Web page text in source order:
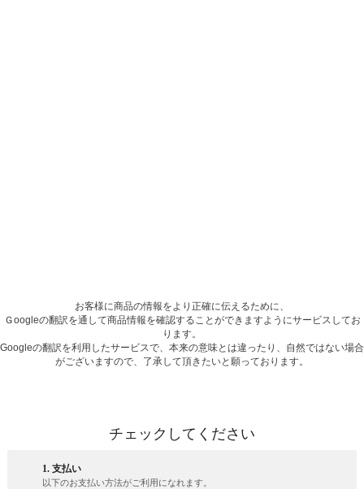
お客様に商品の情報をより正確に伝えるために、
Ｇoogleの翻訳を通して商品情報を確認することができますようにサービスしてお
ります。
Googleの翻訳を利用したサービスで、本来の意味とは違ったり、自然ではない場合
がございますので、了承して頂きたいと願っております。
チェックしてください
1. 支払い
以下のお支払い方法がご利用になれます。